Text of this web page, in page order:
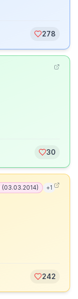
278
30
(03.03.2014) +1
242